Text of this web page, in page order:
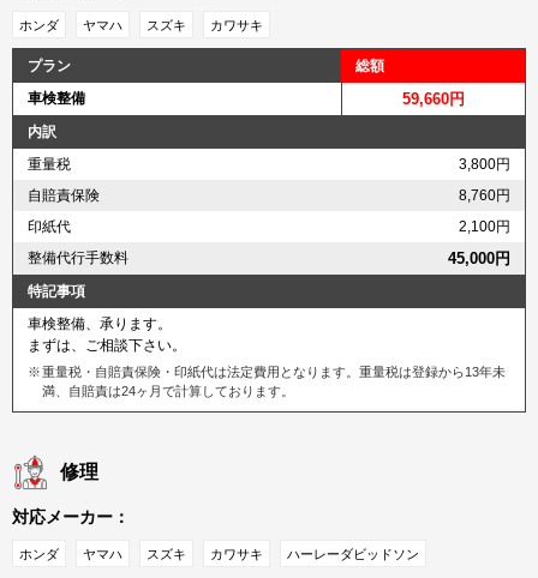
ホンダ ヤマハ スズキ カワサキ
プラン
総額
車検整備
59,660円
内訳
重量税
3,800円
自賠責保険
8,760円
印紙代
2,100円
整備代行手数料
45,000円
特記事項
車検整備、承ります。
まずは、ご相談下さい。
重量税・自賠責保険・印紙代は法定費用となります。重量税は登録から13年未
満、自賠責は24ヶ月で計算しております。
修理
対応メーカー：
ホンダ ヤマハ スズキ カワサキ ハーレーダビッドソン